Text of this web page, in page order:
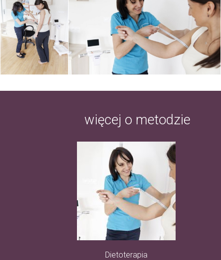
więcej o metodzie
Dietoterapia